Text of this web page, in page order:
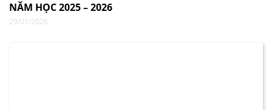
NĂM HỌC 2025 – 2026
29/01/2026